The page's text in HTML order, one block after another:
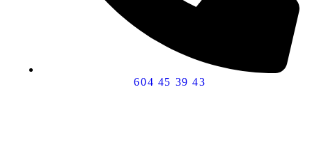
604 45 39 43